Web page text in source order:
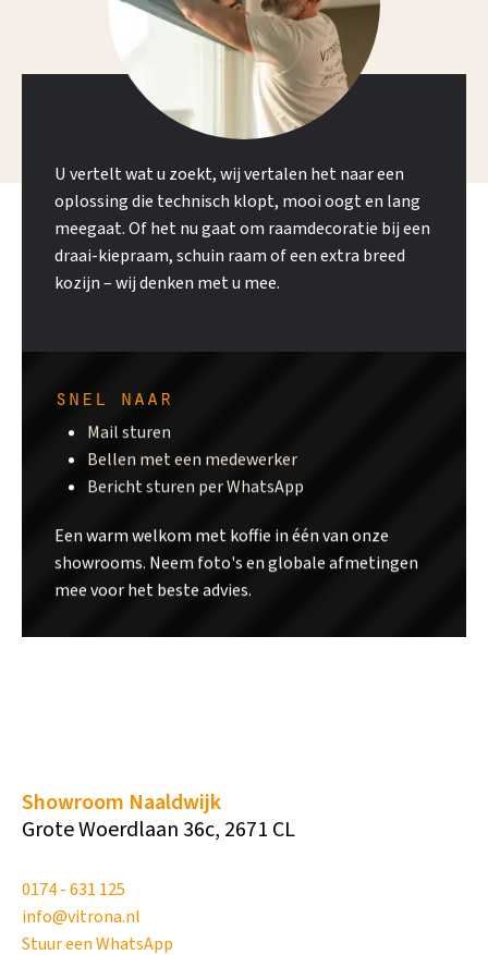
U vertelt wat u zoekt, wij vertalen het naar een
oplossing die technisch klopt, mooi oogt en lang
meegaat. Of het nu gaat om raamdecoratie bij een
draai-kiepraam, schuin raam of een extra breed
kozijn – wij denken met u mee.
snel naar
Mail sturen
Bellen met een medewerker
Bericht sturen per WhatsApp
Een warm welkom met koffie in één van onze
showrooms. Neem foto's en globale afmetingen
mee voor het beste advies.
Showroom Naaldwijk
Grote Woerdlaan 36c, 2671 CL
0174 - 631 125
info@vitrona.nl
Stuur een WhatsApp